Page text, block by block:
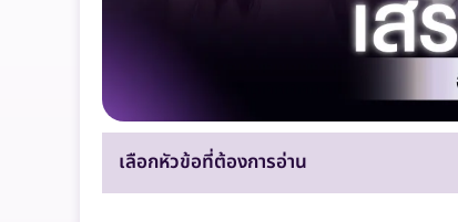
เลือกหัวข้อที่ต้องการอ่าน